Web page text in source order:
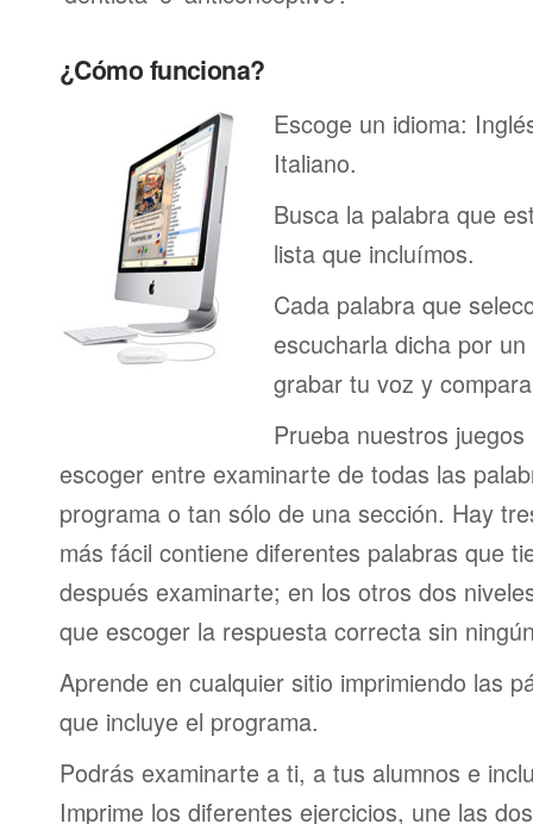
¿Cómo funciona?
Escoge un idioma:
Italiano.
Busca la palabra que
lista que incluímos.
Cada palabra que
escucharla dicha por
grabar tu voz y
Prueba nuestros
escoger entre examinarte de todas las
programa o tan sólo de una sección. Hay
más fácil contiene diferentes palabras que
después examinarte; en los otros dos
que escoger la respuesta correcta sin
Aprende en cualquier sitio imprimiendo las
que incluye el programa.
Podrás examinarte a ti, a tus alumnos e
Imprime los diferentes ejercicios, une las